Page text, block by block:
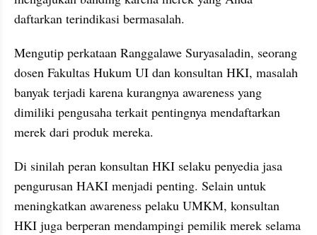
daftarkan terindikasi bermasalah.
Mengutip perkataan Ranggalawe Suryasaladin, seorang
dosen Fakultas Hukum UI dan konsultan HKI, masalah
banyak terjadi karena kurangnya awareness yang
dimiliki pengusaha terkait pentingnya mendaftarkan
merek dari produk mereka.
Di sinilah peran konsultan HKI selaku penyedia jasa
pengurusan HAKI menjadi penting. Selain untuk
meningkatkan awareness pelaku UMKM, konsultan
HKI juga berperan mendampingi pemilik merek selama